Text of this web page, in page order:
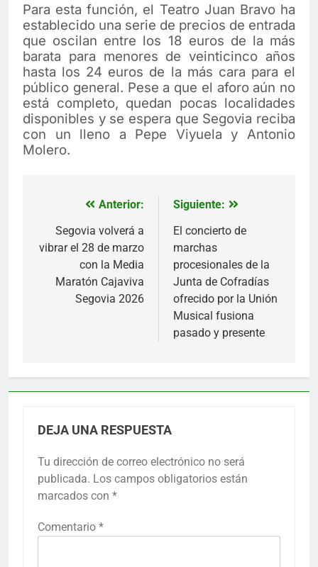
Para esta función, el Teatro Juan Bravo ha
establecido una serie de precios de entrada
que oscilan entre los 18 euros de la más
barata para menores de veinticinco años
hasta los 24 euros de la más cara para el
público general. Pese a que el aforo aún no
está completo, quedan pocas localidades
disponibles y se espera que Segovia reciba
con un lleno a Pepe Viyuela y Antonio
Molero.
Navegación
entradas
Anterior:
Segovia volverá a
vibrar el 28 de marzo
con la Media
Maratón Cajaviva
Segovia 2026
Siguiente:
El concierto de
marchas
procesionales de la
Junta de Cofradías
ofrecido por la Unión
Musical fusiona
pasado y presente
DEJA UNA RESPUESTA
Tu dirección de correo electrónico no será
publicada. Los campos obligatorios están
marcados con *
Comentario *